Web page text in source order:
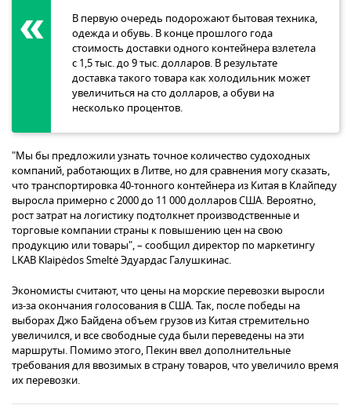
В первую очередь подорожают бытовая техника,
одежда и обувь. В конце прошлого года
стоимость доставки одного контейнера взлетела
с 1,5 тыс. до 9 тыс. долларов. В результате
доставка такого товара как холодильник может
увеличиться на сто долларов, а обуви на
несколько процентов.
"Мы бы предложили узнать точное количество судоходных
компаний, работающих в Литве, но для сравнения могу сказать,
что транспортировка 40-тонного контейнера из Китая в Клайпеду
выросла примерно с 2000 до 11 000 долларов США. Вероятно,
рост затрат на логистику подтолкнет производственные и
торговые компании страны к повышению цен на свою
продукцию или товары", – сообщил директор по маркетингу
LKAB Klaipėdos Smeltė Эдуардас Галушкинас.
Экономисты считают, что цены на морские перевозки выросли
из-за окончания голосования в США. Так, после победы на
выборах Джо Байдена объем грузов из Китая стремительно
увеличился, и все свободные суда были переведены на эти
маршруты. Помимо этого, Пекин ввел дополнительные
требования для ввозимых в страну товаров, что увеличило время
их перевозки.